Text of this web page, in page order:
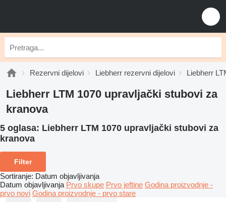
Rezervni dijelovi Liebherr rezervni dijelovi Liebherr
Liebherr LTM 1070 upravljački stubovi za
kranova
5 oglasa: Liebherr LTM 1070 upravljački stubovi za
kranova
Filter
Sortiranje: Datum objavljivanja
Datum objavljivanja Prvo skupe Prvo jeftine Godina proizvodnje -
prvo novi Godina proizvodnje - prvo stare